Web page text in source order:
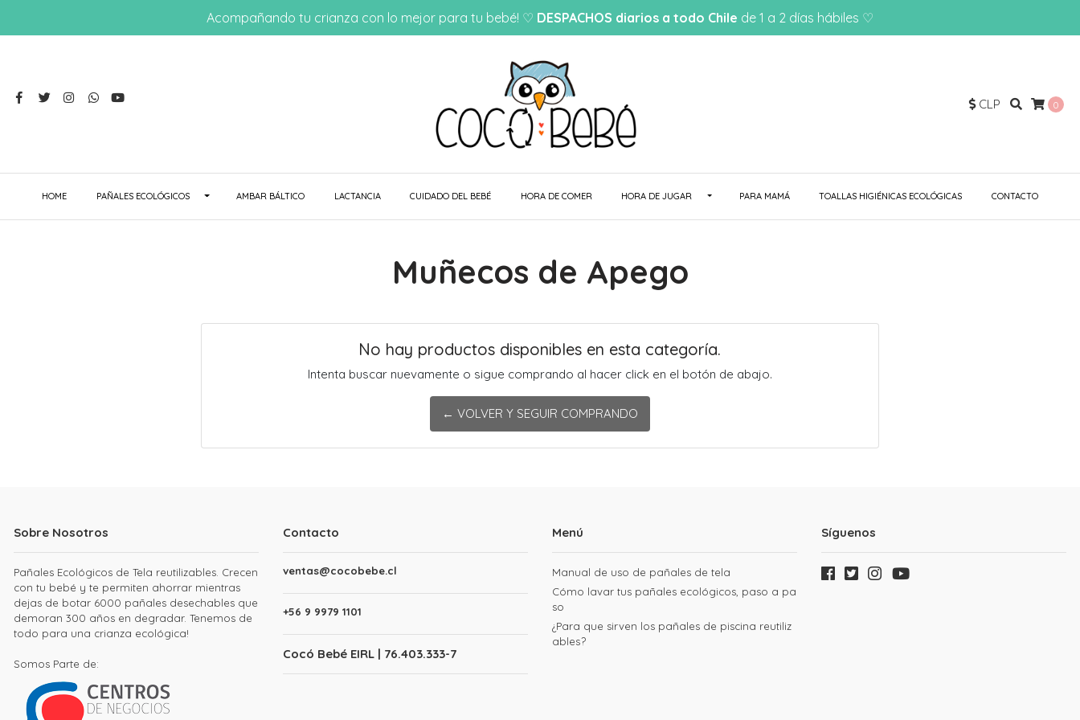
Acompañando tu crianza con lo mejor para tu bebé! ♡ DESPACHOS diarios a todo Chile de 1 a 2 días hábiles ♡
CLP 0
HOME PAÑALES ECOLÓGICOS AMBAR BÁLTICO LACTANCIA CUIDADO DEL BEBÉ HORA DE COMER HORA DE JUGAR PARA MAMÁ TOALLAS HIGIÉNICAS ECOLÓGICAS CONTACTO
Muñecos de Apego
No hay productos disponibles en esta categoría.
Intenta buscar nuevamente o sigue comprando al hacer click en el botón de abajo.
← VOLVER Y SEGUIR COMPRANDO
Sobre Nosotros
Pañales Ecológicos de Tela reutilizables. Crecen
con tu bebé y te permiten ahorrar mientras
dejas de botar 6000 pañales desechables que
demoran 300 años en degradar. Tenemos de
todo para una crianza ecológica!
Somos Parte de:
Contacto
ventas@cocobebe.cl
+56 9 9979 1101
Cocó Bebé EIRL | 76.403.333-7
Menú
Manual de uso de pañales de tela
Cómo lavar tus pañales ecológicos, paso a pa
so
¿Para que sirven los pañales de piscina reutiliz
ables?
Síguenos